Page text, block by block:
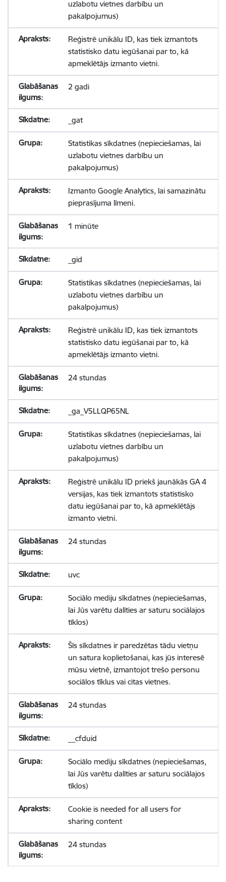
uzlabotu vietnes darbību un
pakalpojumus)
Reģistrē unikālu ID, kas tiek izmantots
statistisko datu iegūšanai par to, kā
apmeklētājs izmanto vietni.
2 gadi
_gat
Statistikas sīkdatnes (nepieciešamas, lai
uzlabotu vietnes darbību un
pakalpojumus)
Izmanto Google Analytics, lai samazinātu
pieprasījuma līmeni.
1 minūte
_gid
Statistikas sīkdatnes (nepieciešamas, lai
uzlabotu vietnes darbību un
pakalpojumus)
Reģistrē unikālu ID, kas tiek izmantots
statistisko datu iegūšanai par to, kā
apmeklētājs izmanto vietni.
24 stundas
_ga_V5LLQP65NL
Statistikas sīkdatnes (nepieciešamas, lai
uzlabotu vietnes darbību un
pakalpojumus)
Reģistrē unikālu ID priekš jaunākās GA 4
versijas, kas tiek izmantots statistisko
datu iegūšanai par to, kā apmeklētājs
izmanto vietni.
24 stundas
uvc
Sociālo mediju sīkdatnes (nepieciešamas,
lai Jūs varētu dalīties ar saturu sociālajos
tīklos)
Šīs sīkdatnes ir paredzētas tādu vietņu
un satura koplietošanai, kas jūs interesē
mūsu vietnē, izmantojot trešo personu
sociālos tīklus vai citas vietnes.
24 stundas
__cfduid
Sociālo mediju sīkdatnes (nepieciešamas,
lai Jūs varētu dalīties ar saturu sociālajos
tīklos)
Cookie is needed for all users for
sharing content
24 stundas